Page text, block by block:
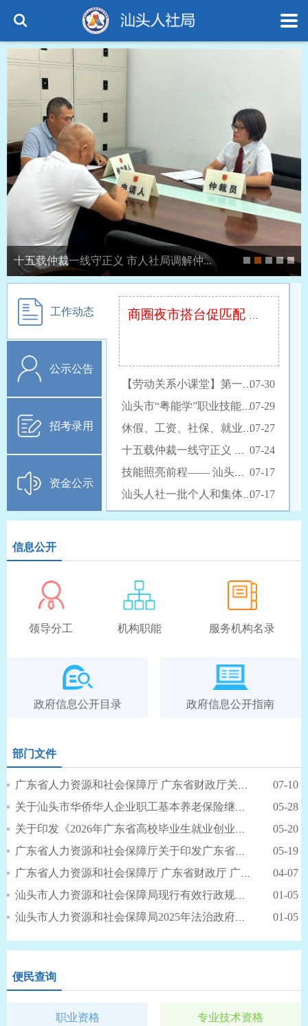
十五载仲裁一线守正义 市人社局调解仲...
工作动态
公示公告
招考录用
资金公示
商圈夜市搭台促匹配 精准赋能产才对接—...
【劳动关系小课堂】第一课|劳动合同必须...07-30
汕头市“粤能学”职业技能培训开班07-29
休假、工资、社保、就业……全方位完善劳...07-27
十五载仲裁一线守正义 市人社局调解仲裁... 07-24
技能照亮前程—— 汕头下半年推出60项... 07-17
汕头人社一批个人和集体获市级、市直“两...07-17
信息公开
领导分工 机构职能 服务机构名录
政府信息公开目录 政府信息公开指南
部门文件
广东省人力资源和社会保障厅 广东省财政厅关于印发《广东省就... 07-10
关于汕头市华侨华人企业职工基本养老保险继续缴费有关问题的通... 05-28
关于印发《2026年广东省高校毕业生就业创业十大行动方案》... 05-20
广东省人力资源和社会保障厅关于印发广东省经济专业人员职称评... 05-19
广东省人力资源和社会保障厅 广东省财政厅 广东省地方金融管... 04-07
汕头市人力资源和社会保障局现行有效行政规范性文件目录 01-05
汕头市人力资源和社会保障局2025年法治政府建设年度报告 01-05
便民查询
职业资格
专业技术资格